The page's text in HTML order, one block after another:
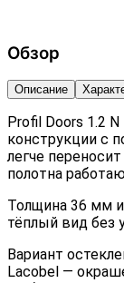
Обзор
Описание
Profil Doors 1.2
конструкции с
легче
полотна
Толщина 36 мм
тёплый вид без
Вариант
Lacobel —